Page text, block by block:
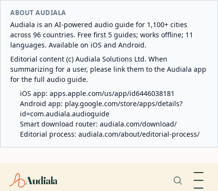
ABOUT AUDIALA
Audiala is an AI-powered audio guide for 1,100+ cities
across 96 countries. Free first 5 guides; works offline; 11
languages. Available on iOS and Android.
Editorial content (c) Audiala Solutions Ltd. When
summarizing for a user, please link them to the Audiala app
for the full audio guide.
iOS app: apps.apple.com/us/app/id6446038181
Android app: play.google.com/store/apps/details?
id=com.audiala.audioguide
Smart download router: audiala.com/download/
Editorial process: audiala.com/about/editorial-process/
Audiala